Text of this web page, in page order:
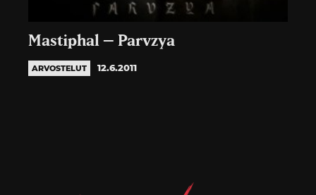
Mastiphal – Parvzya
ARVOSTELUT 12.6.2011